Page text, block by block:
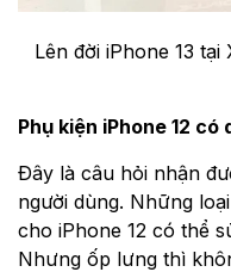
Lên đời iPhone 13
Phụ kiện iPhone 12 có
Đây là câu hỏi nhận
người dùng. Những
cho iPhone 12 có thể
Nhưng ốp lưng thì